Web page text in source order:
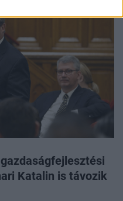
Orbán Anita
Romulusz honvédelmi
Katalin is távozik